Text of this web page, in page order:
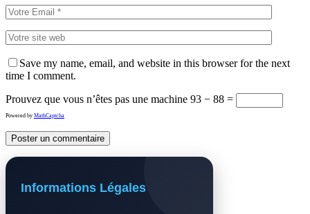
Save my name, email, and website in this browser for the next
time I comment.
Prouvez que vous n’êtes pas une machine 93 − 88 =
Powered by MathCaptcha
Informations Légales